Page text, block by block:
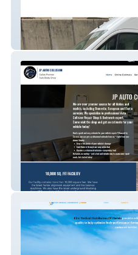
Urus Sewer And Drain
JP Euro Body Shop